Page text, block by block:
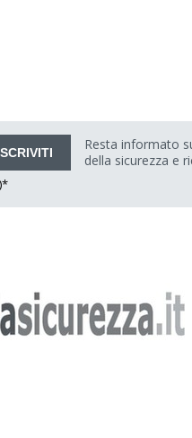
Resta informato
della sicurezza e